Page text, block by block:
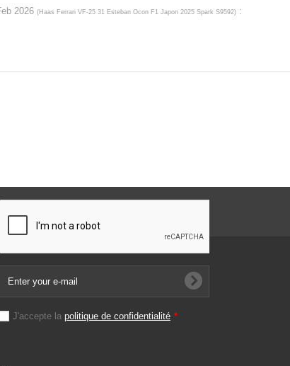
2026 (Haas Ferrari VF-25 31 Esteban Ocon F1 Japon 2025 Spark S9592) :
J'accepte la politique de confidentialité *